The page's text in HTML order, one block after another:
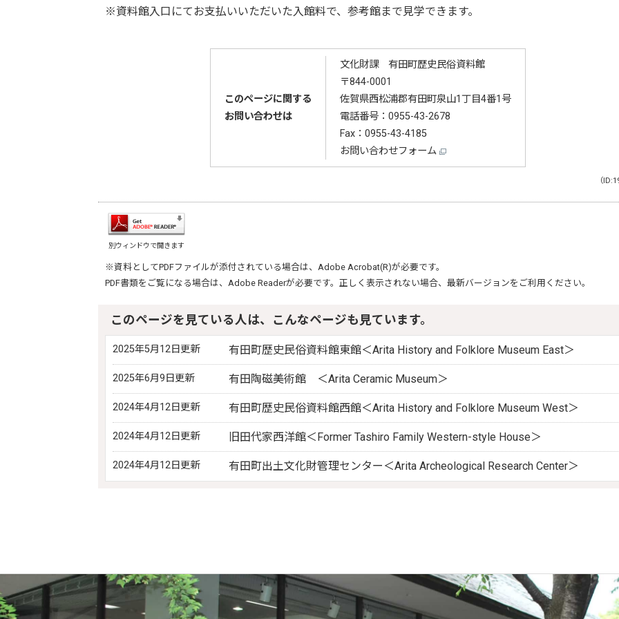
※資料館入口にてお支払いいただいた入館料で、参考館まで見学できます。
このページに関する
お問い合わせは
文化財課 有田町歴史民俗資料館
〒844-0001
佐賀県西松浦郡有田町泉山1丁目4番1号
電話番号： 0955-43-2678
Fax：0955-43-4185
お問い合わせフォーム
（
別ウィンドウで開きます
※資料としてPDFファイルが添付されている場合は、 Adobe Acrobat(R)が必要です。
PDF書類をご覧になる場合は、 Adobe Readerが必要です。正しく表示されない場合、最新バージョンをご利用ください。
このページを見ている人は、こんなページも見ています。
2025年5月12日更新 有田町歴史民俗資料館東館＜Arita History and Folklore Museum East＞
2025年6月9日更新 有田陶磁美術館 ＜Arita Ceramic Museum＞
2024年4月12日更新 有田町歴史民俗資料館西館＜Arita History and Folklore Museum West＞
2024年4月12日更新 旧田代家西洋館＜Former Tashiro Family Western-style House＞
2024年4月12日更新 有田町出土文化財管理センター＜Arita Archeological Research Center＞